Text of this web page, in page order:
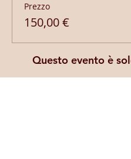
Prezzo
150,00 €
Questo evento è